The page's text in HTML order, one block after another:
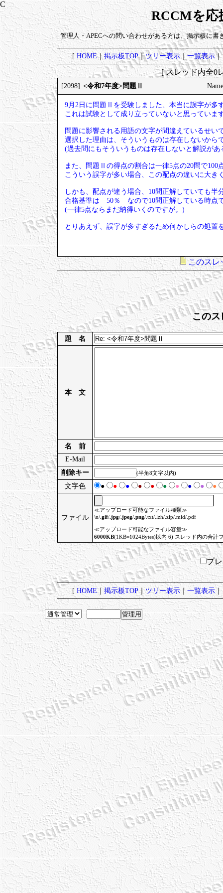
RCCMを応
管理人・APECへの問い合わせがある方は、掲示板に書
[HOME｜掲示板TOP｜ツリー表示｜一覧表示｜
[ スレッド内全
[2098] <令和7年度>問題Ⅱ
9月2日に問題Ⅱを受験しました、本当に誤字が多
これは試験として成り立っていないと思っていま
問題に影響される用語の文字が間違えているせい
選択した理由は、そういうものは存在しないから
(過去問にもそういうものは存在しないと解説が
また、問題Ⅱの得点の割合は一律5点の20問で100
こういう誤字が多い場合、この配点の違いに大き
しかも、配点が違う場合、10問正解していても半
合格基準は 50％ なので10問正解している時点
(一律5点ならまだ納得いくのですが。)
とりあえず、誤字が多すぎるため何かしらの処置
このスレ
この
題 名
本 文
名 前
E-Mail
削除キー
(半角8文字以内)
文字色 ● ● ● ● ● ● ● ● ● ●
ファイル
≪アップロード可能なファイル種類≫
\n/.gif/.jpg/.jpeg/.png/.txt/.lzh/.zip/.mid/.pdf
≪アップロード可能なファイル容量≫
6000KB(1KB=1024Bytes)以内 6) スレッド内の合計
プ
[HOME｜掲示板TOP｜ツリー表示｜ 一覧表示｜